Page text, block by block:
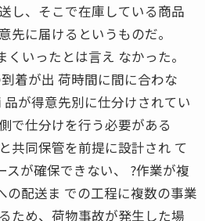
し、そこで在庫している商品
先に届けるというものだ。
いったとは言え なかった。
着が出 荷時間に間に合わな
が得意先別に仕分けされてい
で仕分けを行う必要がある
共同保管を前提に設計され て
スが確保できない、 ?作業が複
の配送ま での工程に複数の事業
ため、荷物事故が発生した場